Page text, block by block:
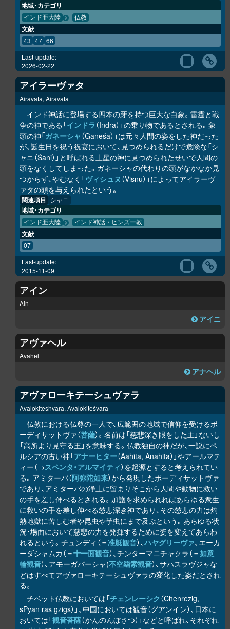
地域・カテゴリ
インド亜大陸 仏教
文献
43 47 66
Last-update:
2026-02-22
アイラーヴァタ
Airavata, Airāvata
インド神話に登場する四本の牙を持つ巨大な白象。雷霆と戦
争の神である「インドラ （Indra）」の乗り物であるとされる。象
頭の神「ガネーシャ（Ganeśa）」は元々人間の姿をした神だった
が、誕生日を祝う祝宴において、見つめられるだけで危険な「シ
ャニ（Śani）」と呼ばれる土星の神に見つめられたせいで人間の
頭をなくしてしまった。ガネーシャの代わりの頭がなかなか見
つからず、やむなく「ヴィシュヌ （Visnu）」によってアイラーヴ
ァタの頭を与えられたという。
関連項目 シャニ
地域・カテゴリ
インド亜大陸 インド神話・ヒンズー教
文献
07
Last-update:
2015-11-09
アイン
Ain
アイニ
アヴァヘル
Avahel
アナヘル
アヴァローキテーシュヴァラ
Avalokiteshvara, Avalokiteśvara
仏教における仏尊の一人で、広範囲の地域で信仰を受けるボ
ーディサットヴァ（菩薩）。名前は「慈悲深き眼をした主」ないし
「高所より見守る王」を意味する。仏教独自の神だが、一説にペ
ルシアの古い神「アナーヒター（Aāhitā, Anahita）」やアールマテ
ィー（→スペンタ・アルマイティ）を起源とすると考えられてい
る。アミターバ（阿弥陀如来）から発現したボーディサットヴァ
であり、アミターバの浄土に留まりそこから人間や動物に救い
の手を差し伸べるとされる。加護を求められればあらゆる衆生
に救いの手を差し伸べる慈悲深き神であり、その慈悲の力は灼
熱地獄に苦しむ者や昆虫や芋虫にまで及ぶという。あらゆる状
況・場面において慈悲の力を発揮するために姿を変えてあらわ
れるという。チュンディ（＝准胝観音）、ハヤグリーヴァ、エーカ
ーダシャムカ（＝十一面観音）、チンターマニチャクラ（＝如意
輪観音）、アモーガパーシャ(不空羂索観音）、サハスラヴジャな
どはすべてアヴァローキテーシュヴァラの変化した姿だとされ
る。
チベット仏教においては「チェンレーシク （Chenrezig,
sPyan ras gzigs）」、中国においては観音（グアンイン）、日本に
おいては「観音菩薩（かんのんぼさつ）」などと呼ばれ、それぞれ